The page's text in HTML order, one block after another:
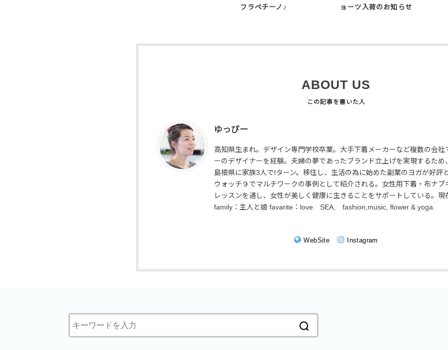
フラペチーノ♪
ョーツ入荷のお知らせ
ABOUT US
ゆっぴー
高知県生まれ。デザイン専門学校卒業。大手下着メーカーなど複数の会社
ーのデザイナーを経験。夫婦の夢であったブランド立上げを実現するため
島根県に家族3人でIターン。移住し、生活の為に始めた副業のヨガが好評
ウォッチ９でマルチワークの事例として紹介される。女性用下着・布ナプ
レッスンを通し、女性が美しく健康に生きることをサポートしている。現
family：主人と娘 favarite：love SEA, fashion,music, flower & yoga.
WebSite Instagram